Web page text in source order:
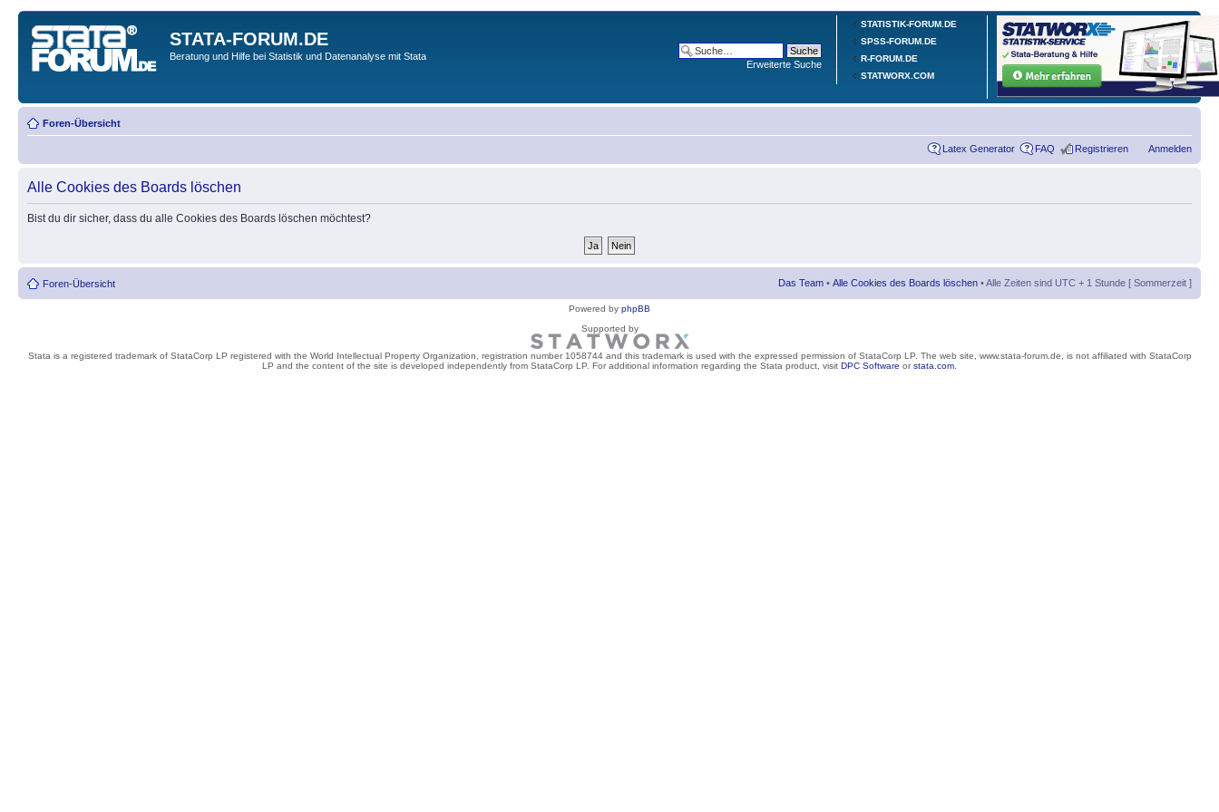
STATISTIK-FORUM.DE
SPSS-FORUM.DE
R-FORUM.DE
STATWORX.COM
STATA-FORUM.DE
Beratung und Hilfe bei Statistik und Datenanalyse mit Stata
Erweiterte Suche
Foren-Übersicht
Latex Generator FAQ Registrieren Anmelden
Alle Cookies des Boards löschen
Bist du dir sicher, dass du alle Cookies des Boards löschen möchtest?
Foren-Übersicht Das Team • Alle Cookies des Boards löschen • Alle Zeiten sind UTC + 1 Stunde [ Sommerzeit ]
Powered by phpBB
Supported by
Stata is a registered trademark of StataCorp LP registered with the World Intellectual Property Organization, registration number 1058744 and this trademark is used with the expressed permission of StataCorp LP. The web site, www.stata-forum.de, is not affiliated with StataCorp
LP and the content of the site is developed independently from StataCorp LP. For additional information regarding the Stata product, visit DPC Software orstata.com